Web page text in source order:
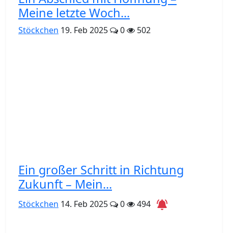
Meine letzte Woch...
Stöckchen 19. Feb 2025 0 502
Ein großer Schritt in Richtung
Zukunft – Mein...
Stöckchen 14. Feb 2025 0 494